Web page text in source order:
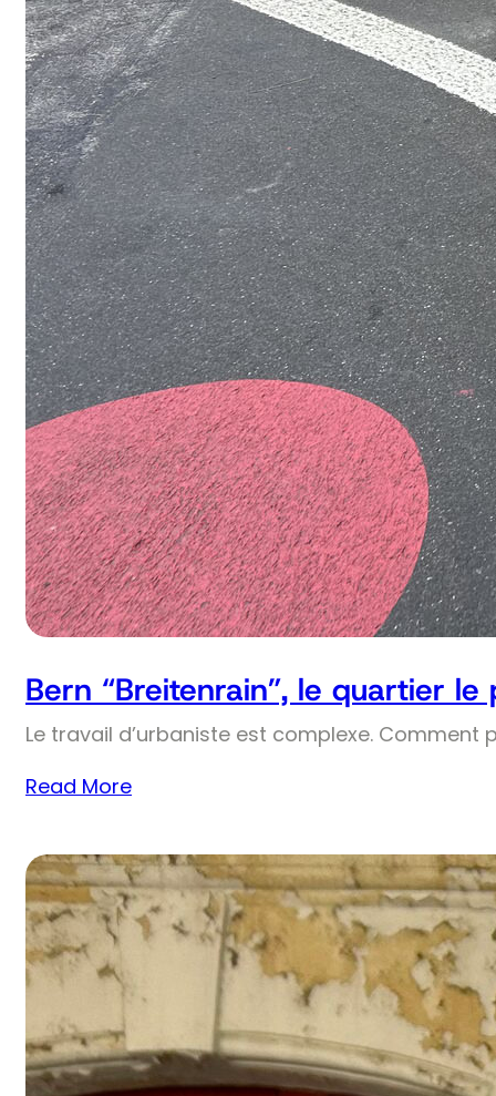
Bern “Breitenrain”, le quartier
Le travail d’urbaniste est complexe. Comment
Read More